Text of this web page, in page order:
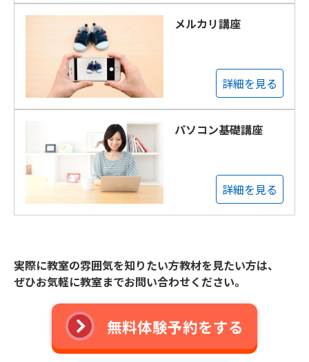
メルカリ講座
詳細を見る
パソコン基礎講座
詳細を見る
実際に教室の雰囲気を知りたい方教材を見たい方は、
ぜひお気軽に教室までお問い合わせください。
無料体験予約をする